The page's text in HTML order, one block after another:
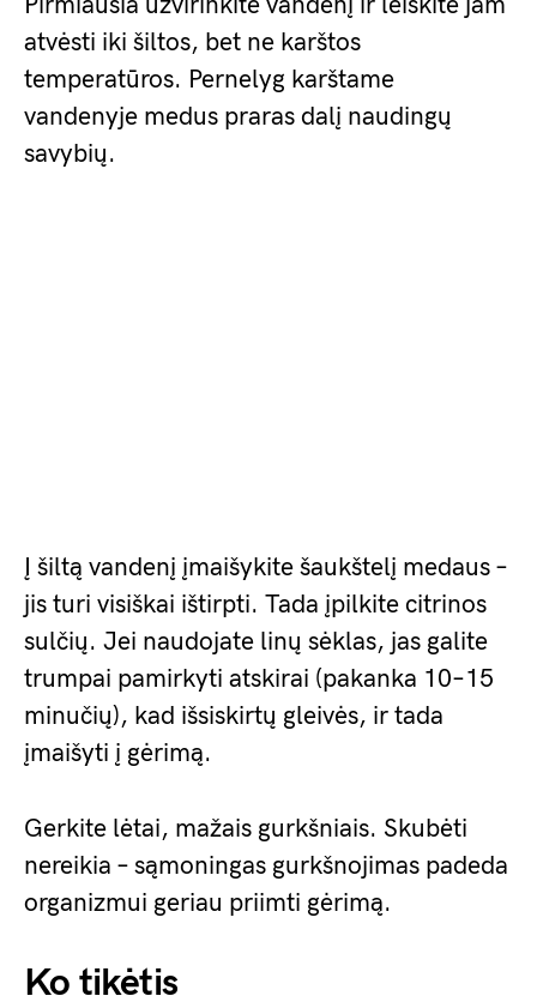
atvėsti iki šiltos, bet ne karštos
temperatūros. Pernelyg karštame
vandenyje medus praras dalį naudingų
savybių.
Į šiltą vandenį įmaišykite šaukštelį medaus –
jis turi visiškai ištirpti. Tada įpilkite citrinos
sulčių. Jei naudojate linų sėklas, jas galite
trumpai pamirkyti atskirai (pakanka 10–15
minučių), kad išsiskirtų gleivės, ir tada
įmaišyti į gėrimą.
Gerkite lėtai, mažais gurkšniais. Skubėti
nereikia – sąmoningas gurkšnojimas padeda
organizmui geriau priimti gėrimą.
Ko tikėtis